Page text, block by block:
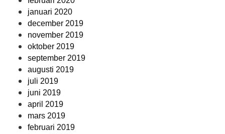
januari 2020
december 2019
november 2019
oktober 2019
september 2019
augusti 2019
juli 2019
juni 2019
april 2019
mars 2019
februari 2019